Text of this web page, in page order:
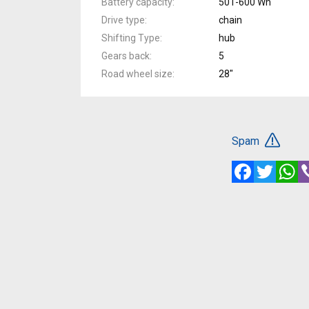
Drive type
chain
Shifting Type
hub
Gears back
5
Road wheel size
28"
Spam
FacebookTwitter